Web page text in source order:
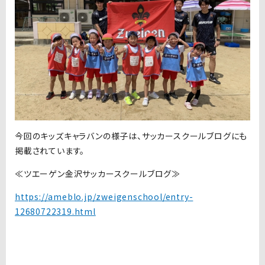
今回のキッズキャラバンの様子は、サッカースクールブログにも
掲載されています。
≪ツエーゲン金沢サッカースクールブログ≫
https://ameblo.jp/zweigenschool/entry-
12680722319.html